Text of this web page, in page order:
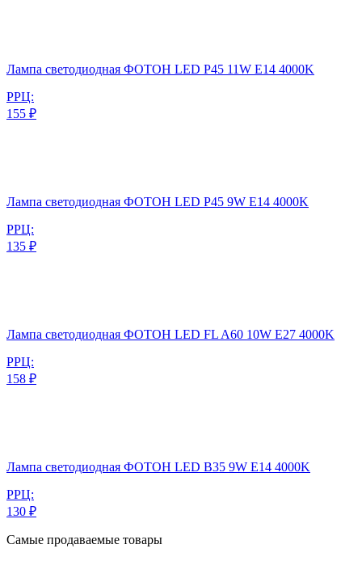
Лампа светодиодная ФОТОН LED P45 11W E14 4000K
РРЦ:
155 ₽
Лампа светодиодная ФОТОН LED P45 9W E14 4000K
РРЦ:
135 ₽
Лампа светодиодная ФОТОН LED FL A60 10W E27 4000K
РРЦ:
158 ₽
Лампа светодиодная ФОТОН LED B35 9W E14 4000K
РРЦ:
130 ₽
Самые продаваемые товары